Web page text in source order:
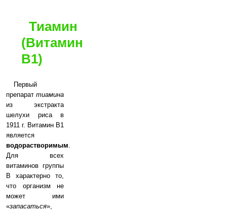
Тиамин
(Витамин
B1)
Первый
препарат тиамина
из экстракта
шелухи риса в
1911 г. Витамин B1
является
водорастворимым.
Для всех
витаминов группы
B характерно то,
что организм не
может ими
«запасаться»,